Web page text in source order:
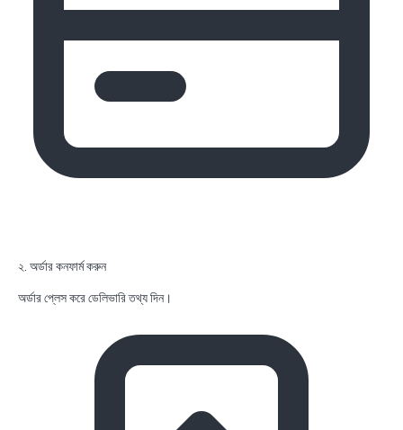
২. অর্ডার কনফার্ম করুন
অর্ডার প্লেস করে ডেলিভারি তথ্য দিন।